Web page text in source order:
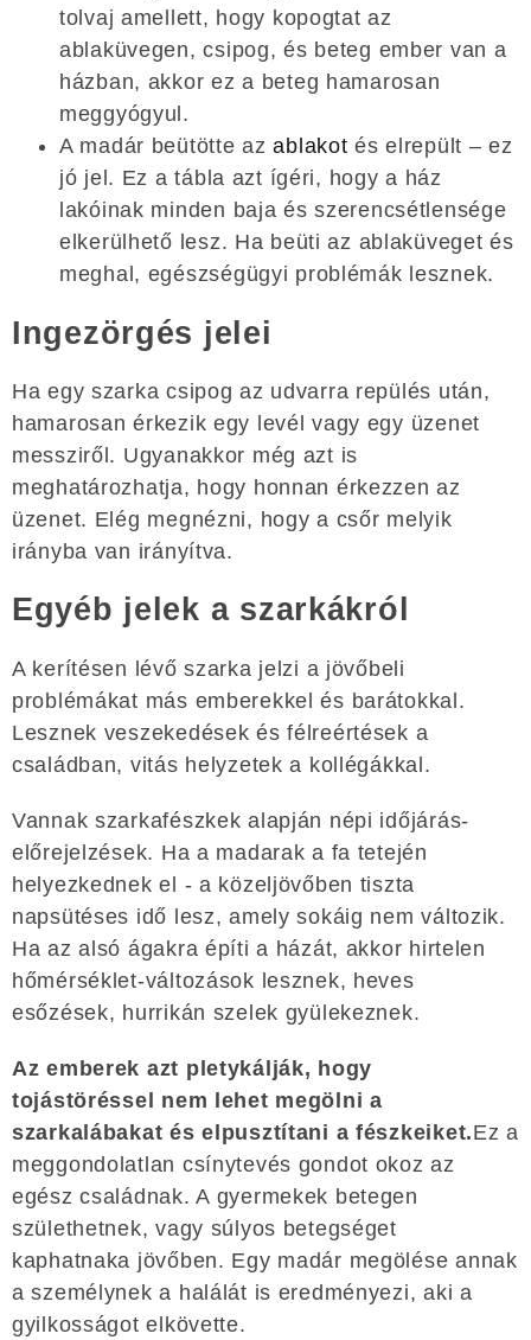
tolvaj amellett, hogy kopogtat az
ablaküvegen, csipog, és beteg ember van a
házban, akkor ez a beteg hamarosan
meggyógyul.
A madár beütötte azablakot és elrepült – ez
jó jel. Ez a tábla azt ígéri, hogy a ház
lakóinak minden baja és szerencsétlensége
elkerülhető lesz. Ha beüti az ablaküveget és
meghal, egészségügyi problémák lesznek.
Ingezörgés jelei
Ha egy szarka csipog az udvarra repülés után,
hamarosan érkezik egy levél vagy egy üzenet
messziről. Ugyanakkor még azt is
meghatározhatja, hogy honnan érkezzen az
üzenet. Elég megnézni, hogy a csőr melyik
irányba van irányítva.
Egyéb jelek a szarkákról
A kerítésen lévő szarka jelzi a jövőbeli
problémákat más emberekkel és barátokkal.
Lesznek veszekedések és félreértések a
családban, vitás helyzetek a kollégákkal.
Vannak szarkafészkek alapján népi időjárás-
előrejelzések. Ha a madarak a fa tetején
helyezkednek el - a közeljövőben tiszta
napsütéses idő lesz, amely sokáig nem változik.
Ha az alsó ágakra építi a házát, akkor hirtelen
hőmérséklet-változások lesznek, heves
esőzések, hurrikán szelek gyülekeznek.
Az emberek azt pletykálják, hogy
tojástöréssel nem lehet megölni a
szarkalábakat és elpusztítani a fészkeiket.Ez a
meggondolatlan csínytevés gondot okoz az
egész családnak. A gyermekek betegen
születhetnek, vagy súlyos betegséget
kaphatnaka jövőben. Egy madár megölése annak
a személynek a halálát is eredményezi, aki a
gyilkosságot elkövette.